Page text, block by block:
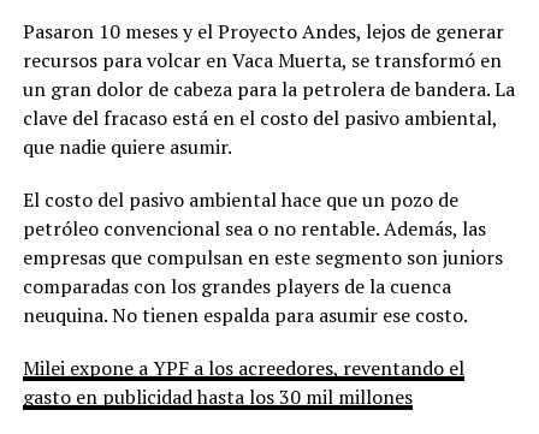
Pasaron 10 meses y el Proyecto Andes, lejos de generar
recursos para volcar en Vaca Muerta, se transformó en
un gran dolor de cabeza para la petrolera de bandera. La
clave del fracaso está en el costo del pasivo ambiental,
que nadie quiere asumir.
El costo del pasivo ambiental hace que un pozo de
petróleo convencional sea o no rentable. Además, las
empresas que compulsan en este segmento son juniors
comparadas con los grandes players de la cuenca
neuquina. No tienen espalda para asumir ese costo.
Milei expone a YPF a los acreedores, reventando el
gasto en publicidad hasta los 30 mil millones